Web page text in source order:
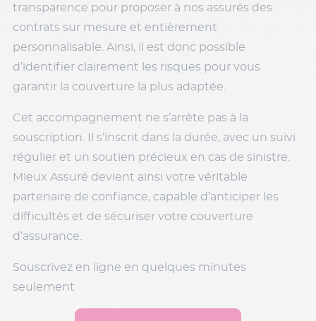
transparence pour proposer à nos assurés des
contrats sur mesure et entièrement
personnalisable. Ainsi, il est donc possible
d’identifier clairement les risques pour vous
garantir la couverture la plus adaptée.
Cet accompagnement ne s’arrête pas à la
souscription. Il s’inscrit dans la durée, avec un suivi
régulier et un soutien précieux en cas de sinistre.
Mieux Assuré devient ainsi votre véritable
partenaire de confiance, capable d’anticiper les
difficultés et de sécuriser votre couverture
d’assurance.
Souscrivez en ligne en quelques minutes
seulement